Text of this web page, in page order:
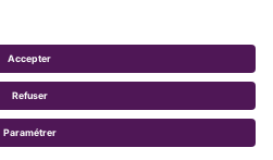
SA - TOUS DROITS RÉSERVÉS